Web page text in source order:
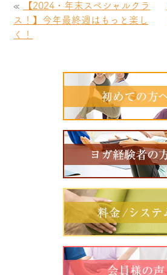
«
【2024・年末スペシャルクラ
ス！】今年最終週はもっと楽し
く！